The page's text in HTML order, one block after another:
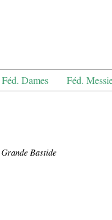
Féd. Dames Féd.
Bastide